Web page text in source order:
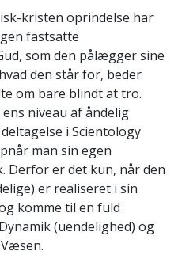
kristen oprindelse har
fastsatte
som den pålægger sine
den står for, beder
om bare blindt at tro.
niveau af åndelig
i Scientology
man sin egen
Derfor er det kun, når den
er realiseret i sin
komme til en fuld
(uendelighed) og